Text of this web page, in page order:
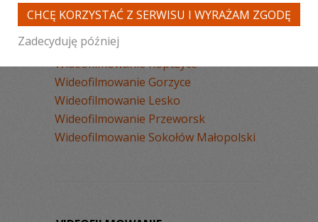
Wideofilmowanie Łańcut
Wideofilmowanie Leżajsk
Wideofilmowanie Nowa Dęba
Wideofilmowanie Ropczyce
Wideofilmowanie Gorzyce
Wideofilmowanie Lesko
Wideofilmowanie Przeworsk
Wideofilmowanie Sokołów Małopolski
CHCĘ KORZYSTAĆ Z SERWISU I WYRAŻAM ZGODĘ
Zadecyduję później